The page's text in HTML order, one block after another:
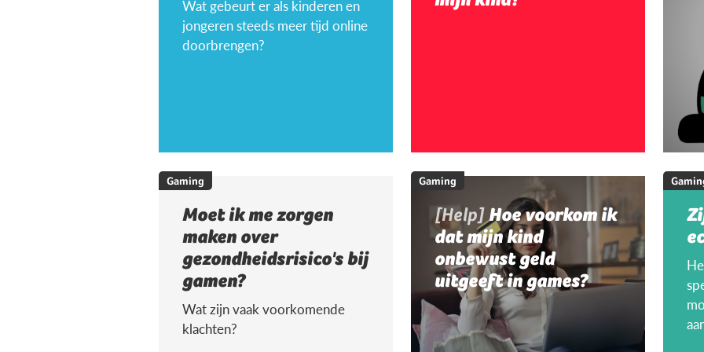
Wat gebeurt er als kinderen en
jongeren steeds meer tijd online
doorbrengen?
Gaming
Moet ik me zorgen
maken over
gezondheidsrisico's bij
gamen?
Wat zijn vaak voorkomende
klachten?
Gaming
[Help]Hoe voorkom ik
dat mijn kind
onbewust geld
uitgeeft in games?